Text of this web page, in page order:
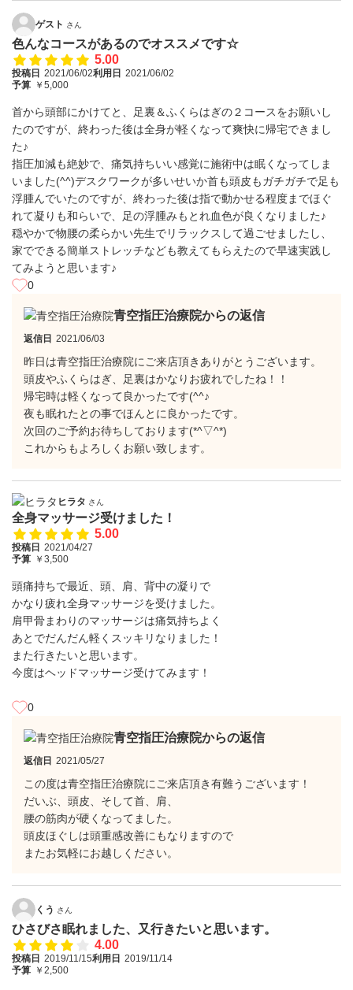
ゲスト さん
色んなコースがあるのでオススメです☆
5.00
投稿日 2021/06/02利用日 2021/06/02
予算 ￥5,000
首から頭部にかけてと、足裏＆ふくらはぎの２コースをお願いし
たのですが、終わった後は全身が軽くなって爽快に帰宅できまし
た♪
指圧加減も絶妙で、痛気持ちいい感覚に施術中は眠くなってしま
いました(^^)デスクワークが多いせいか首も頭皮もガチガチで足も
浮腫んでいたのですが、終わった後は指で動かせる程度までほぐ
れて凝りも和らいで、足の浮腫みもとれ血色が良くなりました♪
穏やかで物腰の柔らかい先生でリラックスして過ごせましたし、
家でできる簡単ストレッチなども教えてもらえたので早速実践し
てみようと思います♪
0
青空指圧治療院からの返信
返信日 2021/06/03
昨日は青空指圧治療院にご来店頂きありがとうございます。
頭皮やふくらはぎ、足裏はかなりお疲れでしたね！！
帰宅時は軽くなって良かったです(^^♪
夜も眠れたとの事でほんとに良かったです。
次回のご予約お待ちしております(*^▽^*)
これからもよろしくお願い致します。
ヒラタ さん
全身マッサージ受けました！
5.00
投稿日 2021/04/27
予算 ￥3,500
頭痛持ちで最近、頭、肩、背中の凝りで
かなり疲れ全身マッサージを受けました。
肩甲骨まわりのマッサージは痛気持ちよく
あとでだんだん軽くスッキリなりました！
また行きたいと思います。
今度はヘッドマッサージ受けてみます！
0
青空指圧治療院からの返信
返信日 2021/05/27
この度は青空指圧治療院にご来店頂き有難うございます！
だいぶ、頭皮、そして首、肩、
腰の筋肉が硬くなってました。
頭皮ほぐしは頭重感改善にもなりますので
またお気軽にお越しください。
くう さん
ひさびさ眠れました、又行きたいと思います。
4.00
投稿日 2019/11/15利用日 2019/11/14
予算 ￥2,500